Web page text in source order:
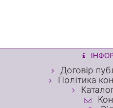
Договір
Політика